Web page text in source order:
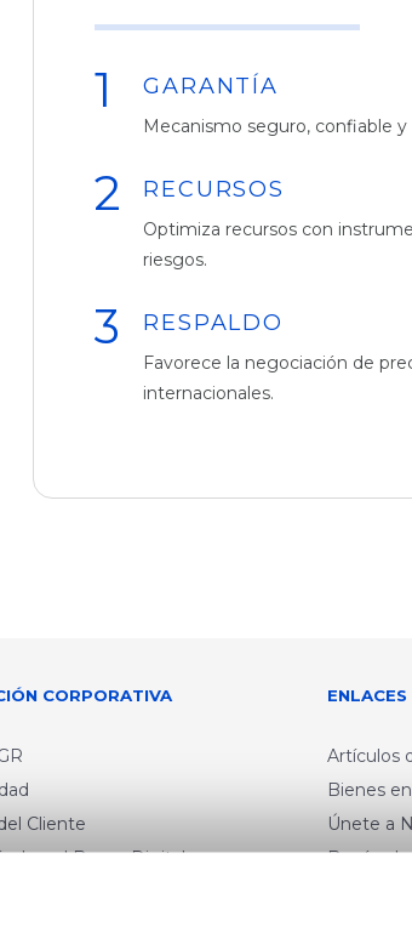
GARANTÍA
Mecanismo seguro, confiable
RECURSOS
Optimiza recursos con
riesgos.
RESPALDO
Favorece la negociación de
internacionales.
CORPORATIVA
Cliente
Legal Banca Digital
Artículos
Bienes
Únete a
Buzón